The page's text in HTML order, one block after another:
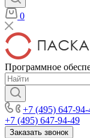
0
Программное
+7 (495) 647-94-
+7 (495) 647-94-49
Заказать звонок